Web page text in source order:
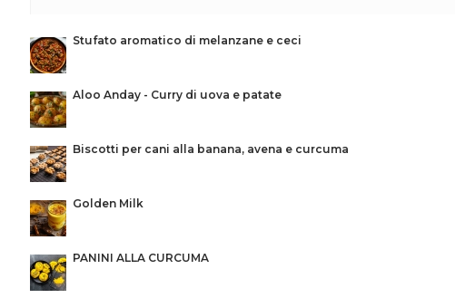
Stufato aromatico di melanzane e ceci
Aloo Anday - Curry di uova e patate
Biscotti per cani alla banana, avena e curcuma
Golden Milk
PANINI ALLA CURCUMA